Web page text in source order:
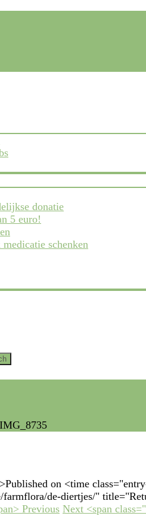
donatie
5 euro!
schenken
IMG_8735
on <time
de-diertjes/"
Previous Next <span